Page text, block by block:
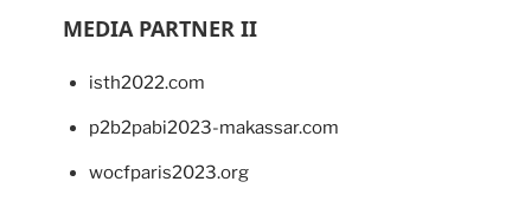
MEDIA PARTNER II
isth2022.com
p2b2pabi2023-makassar.com
wocfparis2023.org